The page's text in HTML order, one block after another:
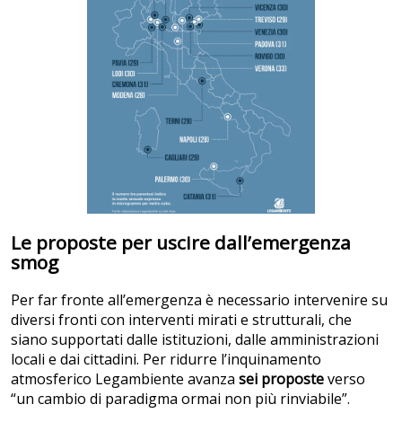
Le proposte per uscire dall’emergenza
smog
Per far fronte all’emergenza è necessario intervenire su
diversi fronti con interventi mirati e strutturali, che
siano supportati dalle istituzioni, dalle amministrazioni
locali e dai cittadini. Per ridurre l’inquinamento
atmosferico Legambiente avanza sei proposteverso
“un cambio di paradigma ormai non più rinviabile”.